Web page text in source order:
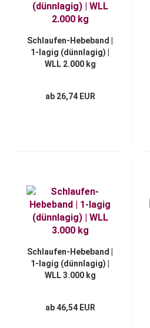
Schlaufen-Hebeband |
1-lagig (dünnlagig) |
WLL 2.000 kg
ab 26,74 EUR
Schlaufen-Hebeband |
1-lagig (dünnlagig) |
WLL 3.000 kg
ab 46,54 EUR